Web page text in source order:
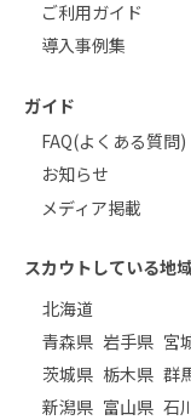
ご利用ガイド
導入事例集
ガイド
FAQ(よくある質問)
お知らせ
メディア掲載
スカウトしている地
北海道
青森県 岩手県 宮
茨城県 栃木県 群
新潟県 富山県 石